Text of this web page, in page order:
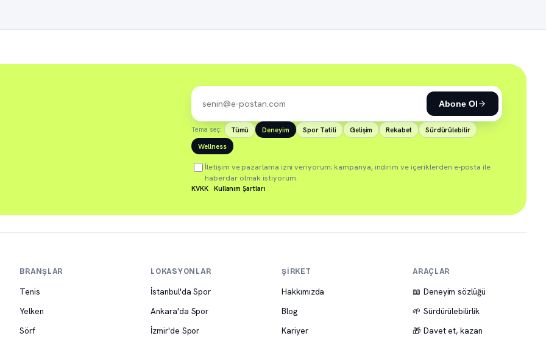
Abone Ol
Tema seç: Tümü Deneyim Spor Tatili Gelişim Rekabet
Sürdürülebilir
Wellness
İletişim ve pazarlama izni veriyorum; kampanya, indirim ve içeriklerden e-posta ile
haberdar olmak istiyorum.
KVKK · Kullanım Şartları
BRANŞLAR
Tenis
Yelken
Sörf
LOKASYONLAR
İstanbul'da Spor
Ankara'da Spor
İzmir'de Spor
ŞIRKET
Hakkımızda
Blog
Kariyer
ARAÇLAR
📖 Deneyim sözlüğü
🌱 Sürdürülebilirlik
🎁 Davet et, kazan